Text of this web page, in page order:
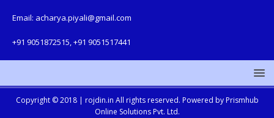
Email: acharya.piyali@gmail.com
+91 9051872515, +91 9051517441
Copyright © 2018 | rojdin.in All rights reserved. Powered by Prismhub
Online Solutions Pvt. Ltd.